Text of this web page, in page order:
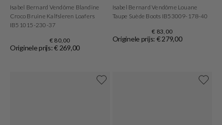
Isabel Bernard Vendôme Blandine
Croco Bruine Kalfsleren Loafers
IB51015-230-37
€ 80,00
Originele prijs: € 269,00
Isabel Bernard Vendôme Louane
Taupe Suède Boots IB53009-178-40
€ 83,00
Originele prijs: € 279,00